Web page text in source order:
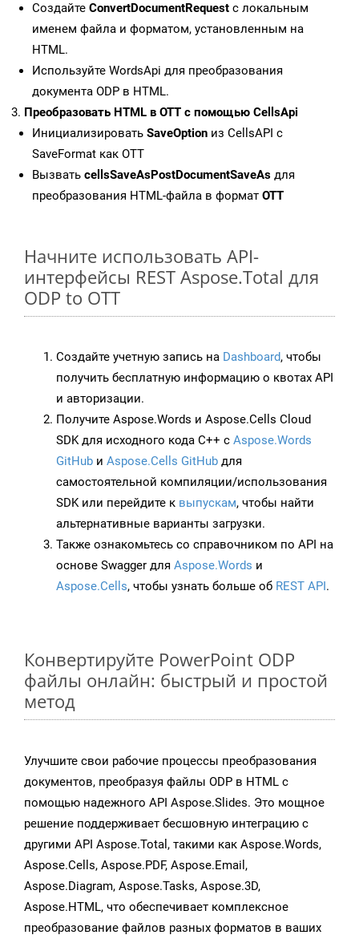
Создайте ConvertDocumentRequest с локальным
именем файла и форматом, установленным на
HTML.
Используйте WordsApi для преобразования
документа ODP в HTML.
Преобразовать HTML в OTT с помощью CellsApi
Инициализировать SaveOption из CellsAPI с
SaveFormat как OTT
Вызвать cellsSaveAsPostDocumentSaveAs для
преобразования HTML-файла в формат OTT
Начните использовать API-
интерфейсы REST Aspose.Total для
ODP to OTT
Создайте учетную запись на Dashboard, чтобы
получить бесплатную информацию о квотах API
и авторизации.
Получите Aspose.Words и Aspose.Cells Cloud
SDK для исходного кода C++ с Aspose.Words
GitHub и Aspose.Cells GitHub для
самостоятельной компиляции/использования
SDK или перейдите к выпускам, чтобы найти
альтернативные варианты загрузки.
Также ознакомьтесь со справочником по API на
основе Swagger для Aspose.Words и
Aspose.Cells, чтобы узнать больше об REST API.
Конвертируйте PowerPoint ODP
файлы онлайн: быстрый и простой
метод
Улучшите свои рабочие процессы преобразования
документов, преобразуя файлы ODP в HTML с
помощью надежного API Aspose.Slides. Это мощное
решение поддерживает бесшовную интеграцию с
другими API Aspose.Total, такими как Aspose.Words,
Aspose.Cells, Aspose.PDF, Aspose.Email,
Aspose.Diagram, Aspose.Tasks, Aspose.3D,
Aspose.HTML, что обеспечивает комплексное
преобразование файлов разных форматов в ваших